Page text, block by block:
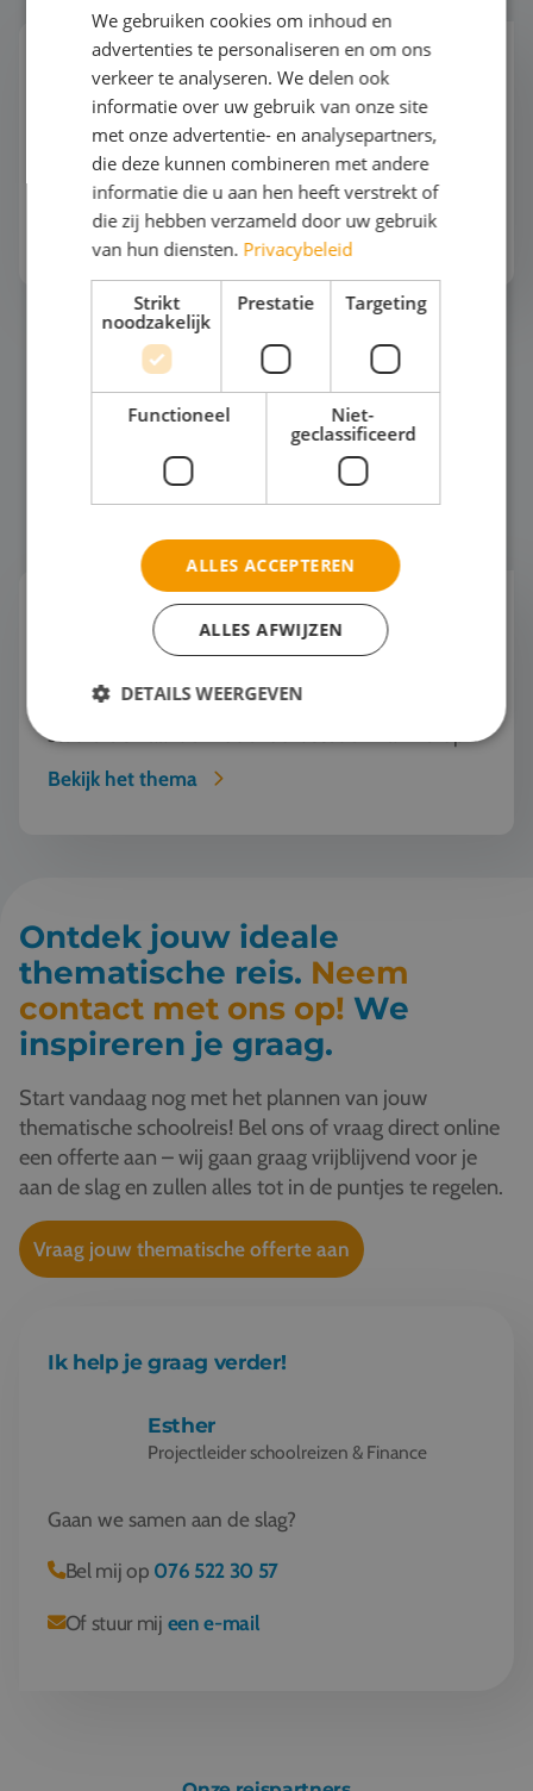
Klassiek
"Waarom gaan we eigenlijk altijd naar
Rome?" vraagt een leerling. "Omdat dat dé plek is
om de Romeinse oudheid te zien" antwoordt de
docent.En dat is natuurlijk zo! Rome en Athene ...
Bekijk het thema
Mode en Design
"Wist jij dat deze jas van gerecycled oceaanplastic
kan dus ook duurzaam én mooi zijn!" Een
studiereis naar de modehoofdsteden van Europa
o...
Bekijk het thema
Mode en Design
Ontdek jouw ideale
thematische reis. Neem
contact met ons op! We
inspireren je graag.
Start vandaag nog met het plannen van jouw
thematische schoolreis! Bel ons of vraag direct online
een offerte aan – wij gaan graag vrijblijvend voor je
aan de slag en zullen alles tot in de puntjes te regelen.
Vraag jouw thematische offerte aan
Ik help je graag verder!
Esther
Projectleider schoolreizen & Finance
Gaan we samen aan de slag?
Bel mij op 076 522 30 57
Of stuur mij een e-mail
We gebruiken cookies om inhoud en
advertenties te personaliseren en om ons
verkeer te analyseren. We delen ook
informatie over uw gebruik van onze site
met onze advertentie- en analysepartners,
die deze kunnen combineren met andere
informatie die u aan hen heeft verstrekt of
die zij hebben verzameld door uw gebruik
van hun diensten. Privacybeleid
Strikt
noodzakelijk
Prestatie Targeting
Functioneel
Niet-
geclassificeerd
ALLES ACCEPTEREN
ALLES AFWIJZEN
DETAILS WEERGEVEN